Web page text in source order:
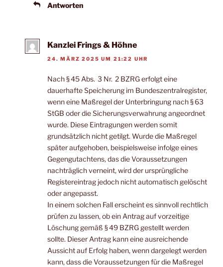
Antworten
Kanzlei Frings & Höhne
24. MÄRZ 2025 UM 21:22 UHR
Nach § 45 Abs. 3 Nr. 2 BZRG erfolgt eine
dauerhafte Speicherung im Bundeszentralregister,
wenn eine Maßregel der Unterbringung nach § 63
StGB oder die Sicherungsverwahrung angeordnet
wurde. Diese Eintragungen werden somit
grundsätzlich nicht getilgt. Wurde die Maßregel
später aufgehoben, beispielsweise infolge eines
Gegengutachtens, das die Voraussetzungen
nachträglich verneint, wird der ursprüngliche
Registereintrag jedoch nicht automatisch gelöscht
oder angepasst.
In einem solchen Fall erscheint es sinnvoll rechtlich
prüfen zu lassen, ob ein Antrag auf vorzeitige
Löschung gemäß § 49 BZRG gestellt werden
sollte. Dieser Antrag kann eine ausreichende
Aussicht auf Erfolg haben, wenn dargelegt werden
kann, dass die Voraussetzungen für die Maßregel